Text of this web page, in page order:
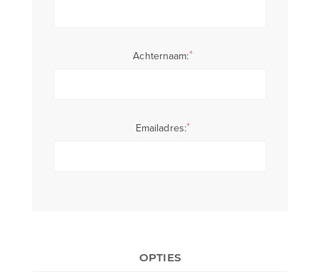
Achternaam:*
Emailadres:*
OPTIES